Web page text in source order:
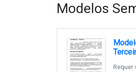
Modelos
Requer